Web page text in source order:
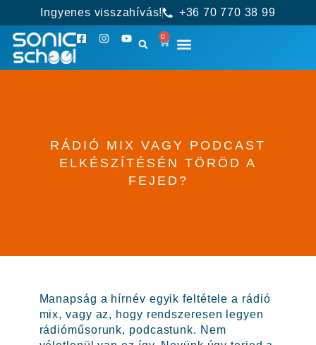
Ingyenes visszahívás! +36 70 770 38 99
0
RÁDIÓ MIX VAGY PODCAST
ELKÉSZÍTÉSÉN TÖRÖD A
FEJED?
Manapság a hírnév egyik feltétele a rádió
mix, vagy az, hogy rendszeresen legyen
rádióműsorunk, podcastunk. Nem